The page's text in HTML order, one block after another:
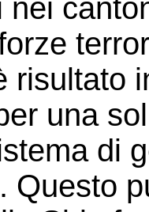
nei
risultato
una
di
Questo